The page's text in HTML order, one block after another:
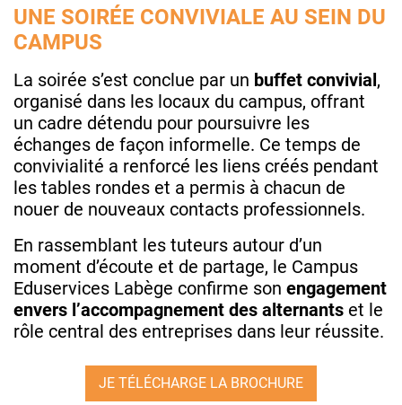
UNE SOIRÉE CONVIVIALE AU SEIN DU
CAMPUS
La soirée s’est conclue par un buffet convivial,
organisé dans les locaux du campus, offrant
un cadre détendu pour poursuivre les
échanges de façon informelle. Ce temps de
convivialité a renforcé les liens créés pendant
les tables rondes et a permis à chacun de
nouer de nouveaux contacts professionnels.
En rassemblant les tuteurs autour d’un
moment d’écoute et de partage, le Campus
Eduservices Labège confirme son engagement
envers l’accompagnement des alternants et le
rôle central des entreprises dans leur réussite.
JE TÉLÉCHARGE LA BROCHURE